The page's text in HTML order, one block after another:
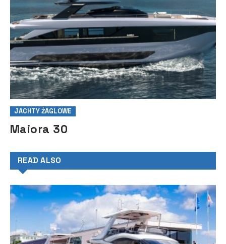
JACHTY ŻAGLOWE
Maiora 30
READ ALSO